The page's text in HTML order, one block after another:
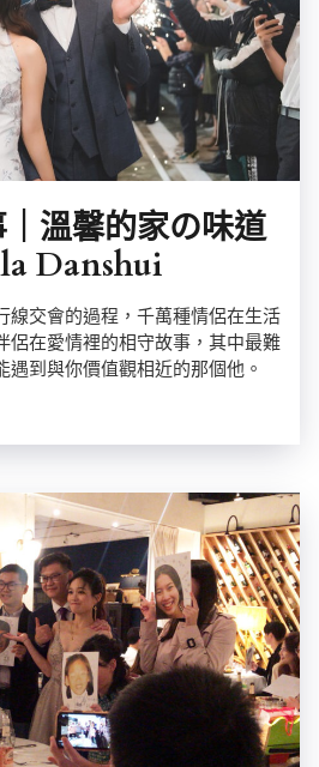
溫馨的家の味道
Danshui
線交會的過程，千萬種情侶在生活
侶在愛情裡的相守故事，其中最難
到與你價值觀相近的那個他。